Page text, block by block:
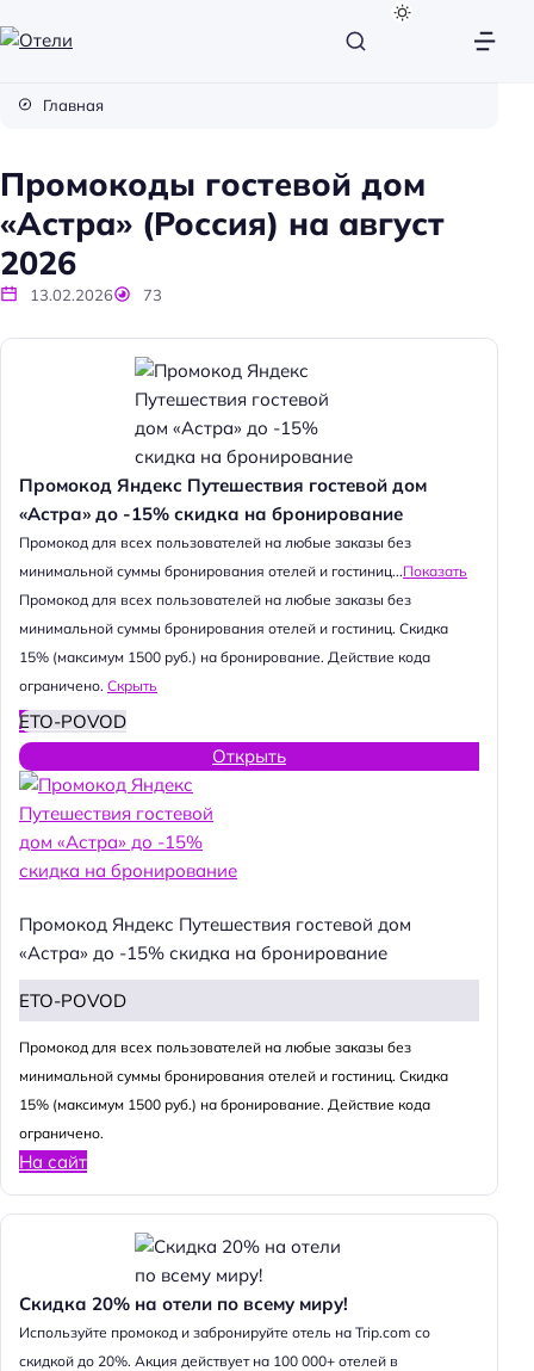
и
Главная
Промокоды гостевой дом
«Астра» (Россия) на август
2026
13.02.2026 73
Промокод Яндекс Путешествия гостевой дом
«Астра» до -15% скидка на бронирование
Промокод для всех пользователей на любые заказы без
минимальной суммы бронирования отелей и гостиниц...Показать
Промокод для всех пользователей на любые заказы без
минимальной суммы бронирования отелей и гостиниц. Скидка
15% (максимум 1500 руб.) на бронирование. Действие кода
ограничено. Скрыть
ETO-POVOD
Открыть
Промокод Яндекс Путешествия гостевой дом
«Астра» до -15% скидка на бронирование
ETO-POVOD
Промокод для всех пользователей на любые заказы без
минимальной суммы бронирования отелей и гостиниц. Скидка
15% (максимум 1500 руб.) на бронирование. Действие кода
ограничено.
На сайт
Скидка 20% на отели по всему миру!
Используйте промокод и забронируйте отель на Trip.com со
скидкой до 20%. Акция действует на 100 000+ отелей в